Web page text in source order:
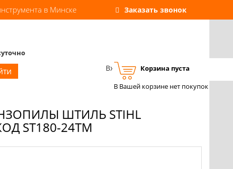
Заказать звонок
в Минске
Корзина пуста
В Вашей корзине нет покупок
Вход Регистрация
ШТИЛЬ STIHL
ST180-24TM